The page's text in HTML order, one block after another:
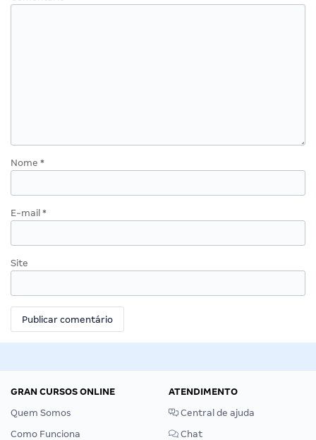
Nome *
E-mail *
Site
GRAN CURSOS ONLINE
Quem Somos
Como Funciona
ATENDIMENTO
Central de ajuda
Chat